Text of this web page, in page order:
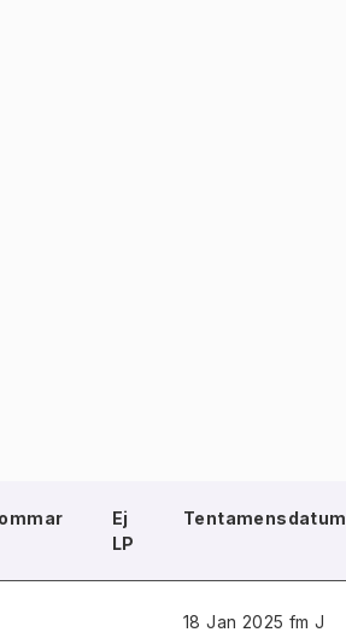
Ej
LP
Tentamensdatum
18 Jan 2025 fm J